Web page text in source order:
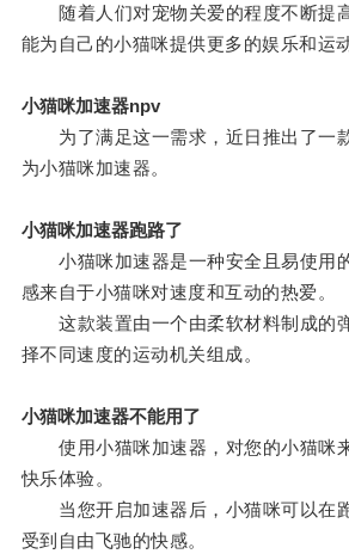
随着人们对宠物关爱的程度不断提
能为自己的小猫咪提供更多的娱乐和运
小猫咪加速器npv
为了满足这一需求，近日推出了一
为小猫咪加速器。
小猫咪加速器跑路了
小猫咪加速器是一种安全且易使用
感来自于小猫咪对速度和互动的热爱。
这款装置由一个由柔软材料制成的
择不同速度的运动机关组成。
小猫咪加速器不能用了
使用小猫咪加速器，对您的小猫咪
快乐体验。
当您开启加速器后，小猫咪可以在
受到自由飞驰的快感。